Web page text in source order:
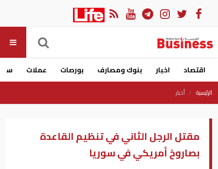
اقتصاد اخبار بنوك ومصارف بورصات عملات
الرئيسية أخبار
مقتل الرجل الثاني في تنظيم القاعدة
بصاروخ أمريكي في سوريا